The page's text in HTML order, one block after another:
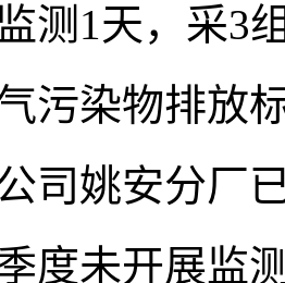
测1天， 采3
气污染物排放
司姚安分厂
度未开展监